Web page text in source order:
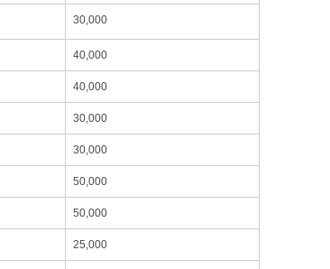
30,000
40,000
40,000
30,000
30,000
50,000
50,000
25,000